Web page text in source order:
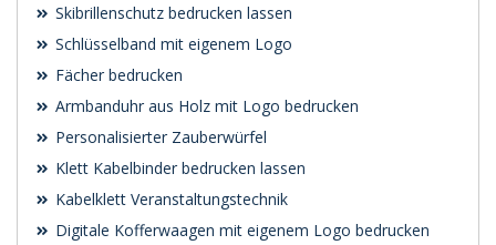
Skibrillenschutz bedrucken lassen
Schlüsselband mit eigenem Logo
Fächer bedrucken
Armbanduhr aus Holz mit Logo bedrucken
Personalisierter Zauberwürfel
Klett Kabelbinder bedrucken lassen
Kabelklett Veranstaltungstechnik
Digitale Kofferwaagen mit eigenem Logo bedrucken